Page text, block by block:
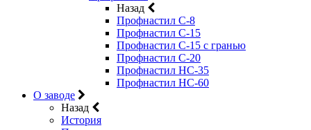
Назад
Профнастил С-8
Профнастил С-15
Профнастил C-15 с гранью
Профнастил C-20
Профнастил НС-35
Профнастил НС-60
О заводе
Назад
История